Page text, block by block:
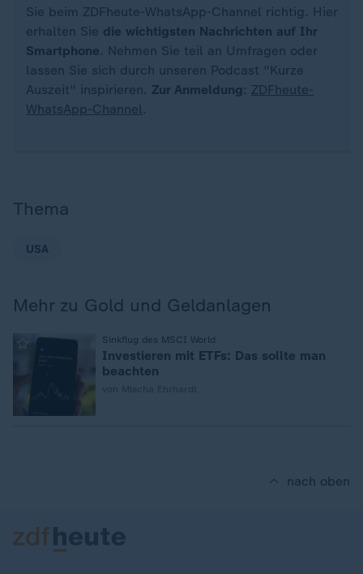
Sie beim ZDFheute-WhatsApp-Channel richtig. Hier
erhalten Sie die wichtigsten Nachrichten auf Ihr
Smartphone. Nehmen Sie teil an Umfragen oder
lassen Sie sich durch unseren Podcast "Kurze
Auszeit" inspirieren. Zur Anmeldung : ZDFheute-
WhatsApp-Channel.
Thema
USA
Mehr zu Gold und Geldanlagen
Sinkflug des MSCI World
Investieren mit ETFs: Das sollte man
beachten
nach oben